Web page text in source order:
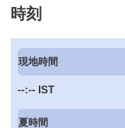
時刻
現地時間
--:-- IST
夏時間